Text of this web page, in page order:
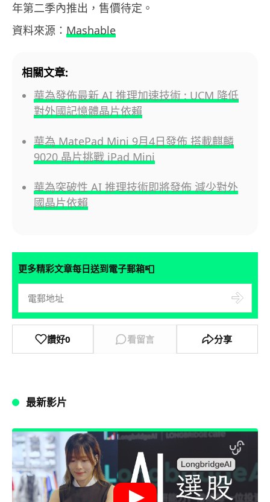
年第二季內推出，售價待定。
資料來源： Mashable
相關文章:
華為發佈最新 AI 推理加速技術 : UCM 降低
對外國記憶體晶片依賴
華為 MatePad Mini 9月4日發佈 搭載麒麟
9020 晶片挑戰 iPad Mini
華為突破性 AI 推理技術即將發佈 減少對外
國晶片依賴
更多精彩文章每日送到電子郵箱📮
讚好0 看留言 分享
最新影片